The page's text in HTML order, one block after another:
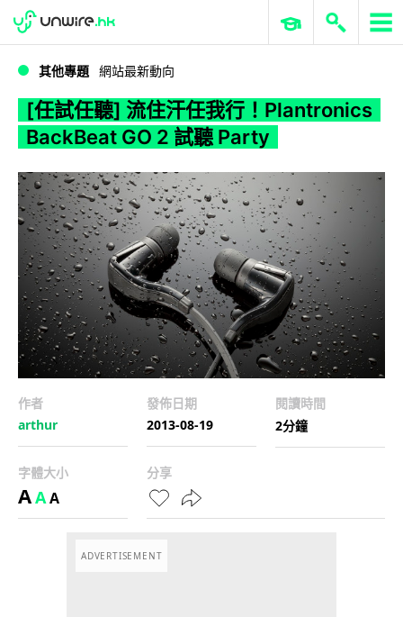
WWDC 2026 ERP 與商業 AI
其他專題 網站最新動向
[任試任聽] 流住汗任我行！Plantronics
BackBeat GO 2 試聽 Party
作者
arthur
發佈日期
2013-08-19
閱讀時間
2分鐘
字體大小
AAA
分享
ADVERTISEMENT